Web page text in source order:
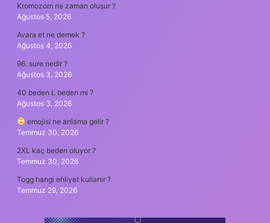
Kromozom ne zaman oluşur ?
Ağustos 5, 2026
Avara et ne demek ?
Ağustos 4, 2026
96. sure nedir ?
Ağustos 3, 2026
40 beden L beden mi ?
Ağustos 3, 2026
emojisi ne anlama gelir ?
Temmuz 30, 2026
2XL kaç beden oluyor ?
Temmuz 30, 2026
Togg hangi ehliyet kullanır ?
Temmuz 29, 2026